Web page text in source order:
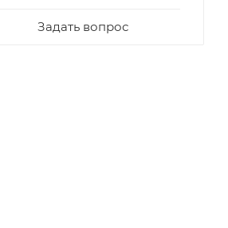
Задать вопрос